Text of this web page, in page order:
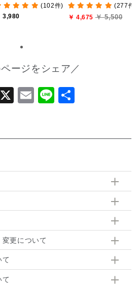
【化粧箱包装付/オン
イン限定】
(102件)
3,980
料無料/沖縄県送料別途】
【化粧箱包装付/オンライ
(277件)
￥ 4,675 ￥ 5,500
ージをシェア／
X Email
Line
更について
て
て